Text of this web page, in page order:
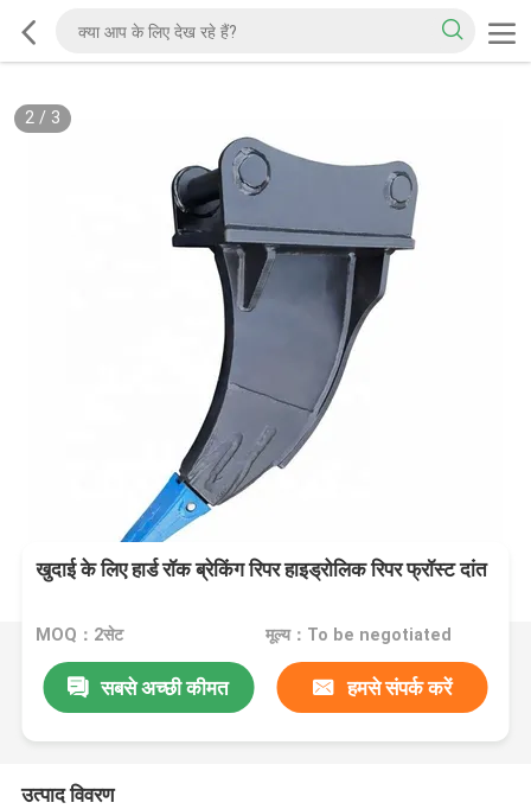
2/ 3
खुदाई के लिए हार्ड रॉक ब्रेकिंग रिपर हाइड्रोलिक रिपर फ्रॉस्ट दांत
MOQ：2सेट मूल्य：To be negotiated
सबसे अच्छी कीमत हमसे संपर्क करें
उत्पाद विवरण